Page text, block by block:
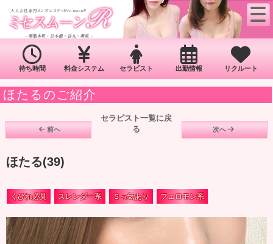
待ち時間 料金システム セラピスト 出勤情報 リクルート
ほたるのご紹介
前へ
セラピスト一覧に戻
る
次へ
ほたる(39)
くびれ必見 スレンダー系 Ｓっ気あり フェロモン系